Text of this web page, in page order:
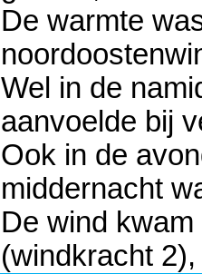
De warmte
Wel in de
aanvoelde bij
Ook in de
middernacht
De wind
(windkracht